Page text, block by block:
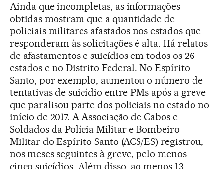
Ainda que incompletas, as informações
obtidas mostram que a quantidade de
policiais militares afastados nos estados que
responderam às solicitações é alta. Há relatos
de afastamentos e suicídios em todos os 26
estados e no Distrito Federal. No Espírito
Santo, por exemplo, aumentou o número de
tentativas de suicídio entre PMs após a greve
que paralisou parte dos policiais no estado no
início de 2017. A Associação de Cabos e
Soldados da Polícia Militar e Bombeiro
Militar do Espírito Santo (ACS/ES) registrou,
nos meses seguintes à greve, pelo menos
cinco suicídios. Além disso, ao menos 13